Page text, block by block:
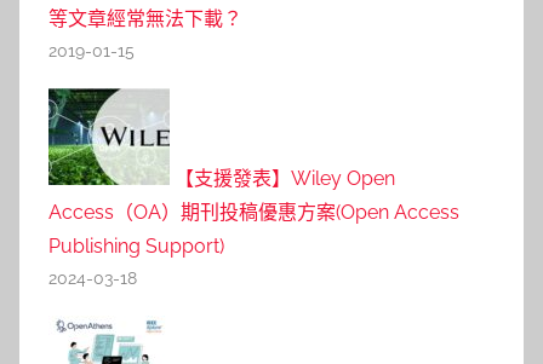
等文章經常無法下載？
2019-01-15
【支援發表】Wiley Open
Access（OA）期刊投稿優惠方案(Open Access
Publishing Support)
2024-03-18